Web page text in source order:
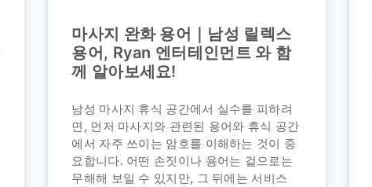
마사지 완화 용어｜남성 릴렉스
용어, Ryan 엔터테인먼트 와 함
께 알아보세요!
남성 마사지 휴식 공간에서 실수를 피하려
면, 먼저 마사지와 관련된 용어와 휴식 공간
에서 자주 쓰이는 암호를 이해하는 것이 중
요합니다. 어떤 손짓이나 용어는 겉으로는
무해해 보일 수 있지만, 그 뒤에는 서비스